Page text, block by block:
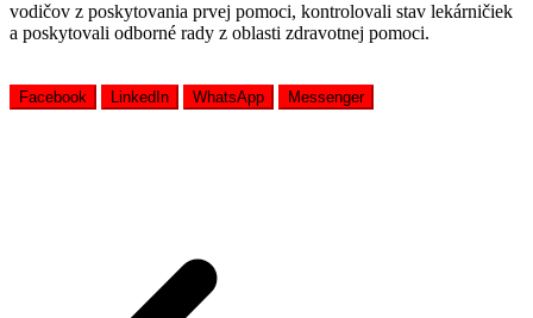
vodičov z poskytovania prvej pomoci, kontrolovali stav lekárničiek
a poskytovali odborné rady z oblasti zdravotnej pomoci.
Facebook LinkedIn WhatsApp Messenger